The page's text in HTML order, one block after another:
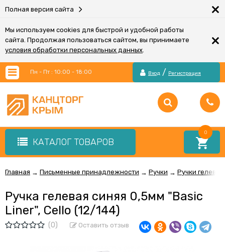
Полная версия сайта ×
Мы используем cookies для быстрой и удобной работы
сайта. Продолжая пользоваться сайтом, вы принимаете
условия обработки персональных данных.
×
Пн - Пт : 10:00 - 18:00 Вход / Регистрация
КАТАЛОГ ТОВАРОВ
0
Главная → Письменные принадлежности → Ручки → Ручки гелевые
Ручка гелевая синяя 0,5мм "Basic
Liner", Cello (12/144)
(0) Оставить отзыв